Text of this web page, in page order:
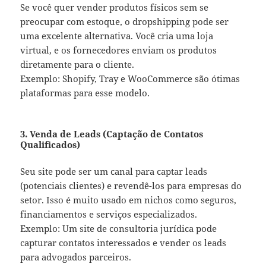
Se você quer vender produtos físicos sem se
preocupar com estoque, o dropshipping pode ser
uma excelente alternativa. Você cria uma loja
virtual, e os fornecedores enviam os produtos
diretamente para o cliente.
Exemplo: Shopify, Tray e WooCommerce são ótimas
plataformas para esse modelo.
3. Venda de Leads (Captação de Contatos
Qualificados)
Seu site pode ser um canal para captar leads
(potenciais clientes) e revendê-los para empresas do
setor. Isso é muito usado em nichos como seguros,
financiamentos e serviços especializados.
Exemplo: Um site de consultoria jurídica pode
capturar contatos interessados e vender os leads
para advogados parceiros.